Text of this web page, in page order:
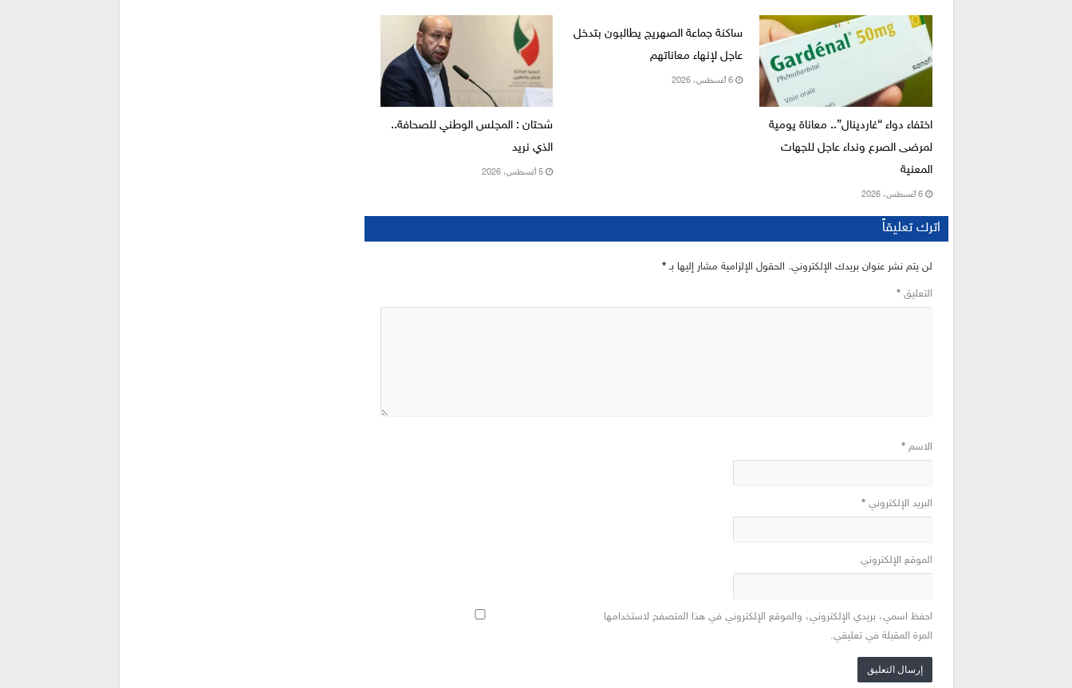
اختفاء دواء “غاردينال”.. معاناة يومية
لمرضى الصرع ونداء عاجل للجهات
المعنية
6 أغسطس، 2026
ساكنة جماعة الصهريج يطالبون بتدخل
عاجل لإنهاء معاناتهم
6 أغسطس، 2026
شحتان : المجلس الوطني للصحافة..
الذي نريد
5 أغسطس، 2026
اترك تعليقاً
لن يتم نشر عنوان بريدك الإلكتروني. الحقول الإلزامية مشار إليها بـ*
التعليق*
الاسم*
البريد الإلكتروني*
الموقع الإلكتروني
احفظ اسمي، بريدي الإلكتروني، والموقع الإلكتروني في هذا المتصفح لاستخدامها
المرة المقبلة في تعليقي.